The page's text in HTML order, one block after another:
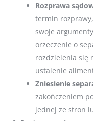
Rozprawa
termin
swoje
orzeczenie o
rozdzielenia się
ustalenie
Zniesienie
zakończeniem
jednej ze stron